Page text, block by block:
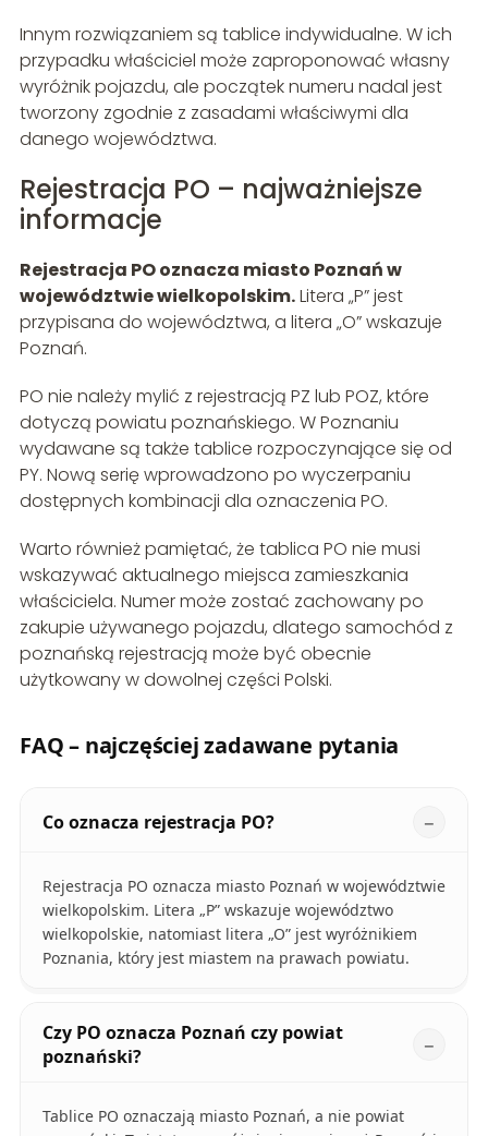
Innym rozwiązaniem są tablice indywidualne. W ich
przypadku właściciel może zaproponować własny
wyróżnik pojazdu, ale początek numeru nadal jest
tworzony zgodnie z zasadami właściwymi dla
danego województwa.
Rejestracja PO – najważniejsze
informacje
Rejestracja PO oznacza miasto Poznań w
województwie wielkopolskim.Litera „P” jest
przypisana do województwa, a litera „O” wskazuje
Poznań.
PO nie należy mylić z rejestracją PZ lub POZ, które
dotyczą powiatu poznańskiego. W Poznaniu
wydawane są także tablice rozpoczynające się od
PY. Nową serię wprowadzono po wyczerpaniu
dostępnych kombinacji dla oznaczenia PO.
Warto również pamiętać, że tablica PO nie musi
wskazywać aktualnego miejsca zamieszkania
właściciela. Numer może zostać zachowany po
zakupie używanego pojazdu, dlatego samochód z
poznańską rejestracją może być obecnie
użytkowany w dowolnej części Polski.
FAQ – najczęściej zadawane pytania
Co oznacza rejestracja PO?
Rejestracja PO oznacza miasto Poznań w województwie
wielkopolskim. Litera „P” wskazuje województwo
wielkopolskie, natomiast litera „O” jest wyróżnikiem
Poznania, który jest miastem na prawach powiatu.
Czy PO oznacza Poznań czy powiat
poznański?
Tablice PO oznaczają miasto Poznań, a nie powiat